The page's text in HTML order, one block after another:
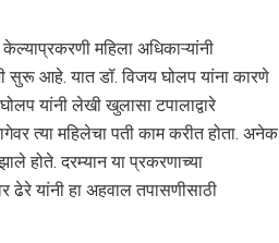
महिला अधिकाऱ्यांनी
सुरू आहे. यात डॉ. विजय घोलप यांना कारणे
यांनी लेखी खुलासा टपालाद्वारे
त्या महिलेचा पती काम करीत होता. अनेक
होते. दरम्यान या प्रकरणाच्या
ढेरे यांनी हा अहवाल तपासणीसाठी